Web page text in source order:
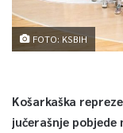
FOTO: KSBIH
Košarkaška
jučerašnje pobjede